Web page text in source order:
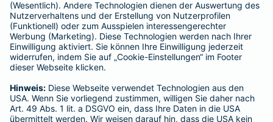
Kranken-Zusatzversicherung
Tierversicherungen
Haftpflichtversicherung
Hausratversicherung
Adresse ändern
Schaden melden